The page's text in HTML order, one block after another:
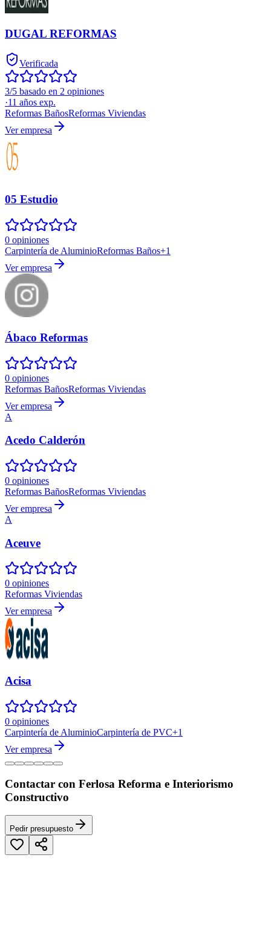
DUGAL REFORMAS
Verificada
3/5 basado en 2 opiniones
·11 años exp.
Reformas BañosReformas Viviendas
Ver empresa
05 Estudio
0 opiniones
Carpintería de AluminioReformas Baños+1
Ver empresa
Ábaco Reformas
0 opiniones
Reformas BañosReformas Viviendas
Ver empresa
A
Acedo Calderón
0 opiniones
Reformas BañosReformas Viviendas
Ver empresa
A
Aceuve
0 opiniones
Reformas Viviendas
Ver empresa
Acisa
0 opiniones
Carpintería de AluminioCarpintería de PVC+1
Ver empresa
Contactar con Ferlosa Reforma e Interiorismo
Constructivo
Pedir presupuesto